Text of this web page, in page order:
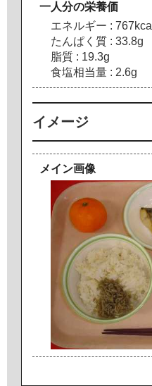
一人分の栄養価
エネルギー : 767kca
た んぱ く 質 : 33.8g
脂質 : 19.3g
食塩相当量 : 2.6g
イメージ
メイン画像